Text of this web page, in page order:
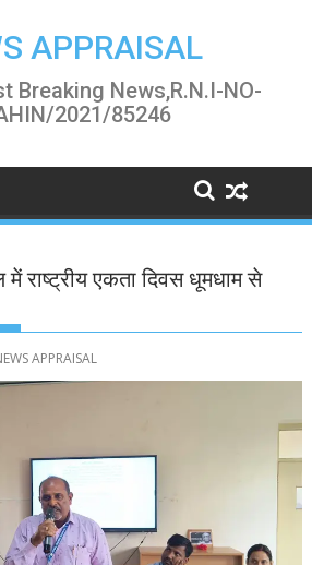
APPRAISAL
Breaking News,R.N.I-NO-
2021/85246
राष्ट्रीय एकता दिवस धूमधाम से
APPRAISAL